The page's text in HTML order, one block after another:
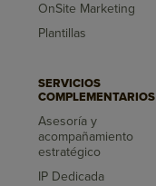
OnSite Marketing
Plantillas
SERVICIOS
COMPLEMENTARIOS
Asesoría y
acompañamiento
estratégico
IP Dedicada